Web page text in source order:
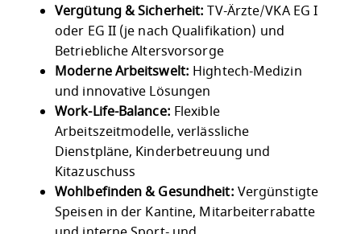
Vergütung & Sicherheit:TV-Ärzte/VKA EG I
oder EG II (je nach Qualifikation) und
Betriebliche Altersvorsorge
Moderne Arbeitswelt: Hightech-Medizin
und innovative Lösungen
Work-Life-Balance: Flexible
Arbeitszeitmodelle, verlässliche
Dienstpläne, Kinderbetreuung und
Kitazuschuss
Wohlbefinden & Gesundheit: Vergünstigte
Speisen in der Kantine, Mitarbeiterrabatte